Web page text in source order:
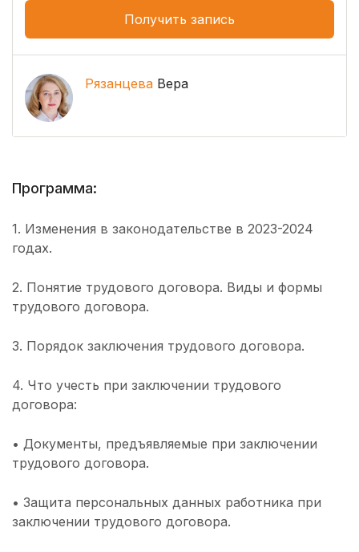
Получить запись
Рязанцева Вера
Программа:
1. Изменения в законодательстве в 2023-2024
годах.
2. Понятие трудового договора. Виды и формы
трудового договора.
3. Порядок заключения трудового договора.
4. Что учесть при заключении трудового
договора:
• Документы, предъявляемые при заключении
трудового договора.
• Защита персональных данных работника при
заключении трудового договора.